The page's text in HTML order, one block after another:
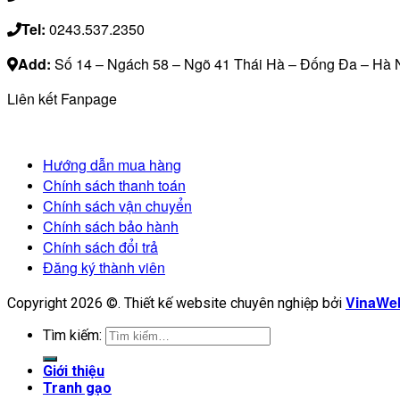
Tel: 0243.537.2350
Add: Số 14 – Ngách 58 – Ngõ 41 Thái Hà – Đống Đa – Hà
Liên kết Fanpage
Hướng dẫn mua hàng
Chính sách thanh toán
Chính sách vận chuyển
Chính sách bảo hành
Chính sách đổi trả
Đăng ký thành viên
Copyright 2026 ©. Thiết kế website chuyên nghiệp bởi
Tìm kiếm:
Giới thiệu
Tranh gạo